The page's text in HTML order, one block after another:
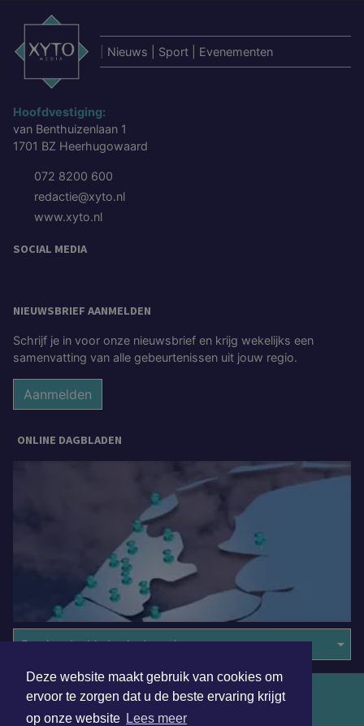
Deze website maakt gebruik van cookies om
ervoor te zorgen dat u de beste ervaring krijgt
op onze website Lees meer
Nieuws | Sport | Evenementen
Hoofdvestiging:
van Benthuizenlaan 1
1701 BZ Heerhugowaard
072 8200 600
redactie@xyto.nl
www.xyto.nl
SOCIAL MEDIA
NIEUWSBRIEF AANMELDEN
Schrijf je in voor onze nieuwsbrief en krijg wekelijks een
samenvatting van alle gebeurtenissen uit jouw regio.
Aanmelden
ONLINE DAGBLADEN
Overige dagbladen in de regio
Algemene voorwaarden
Disclaimer